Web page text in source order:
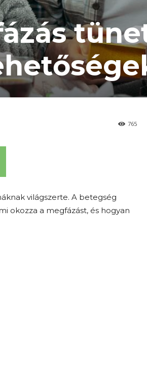
765
világszerte. A betegség
okozza a megfázást, és hogyan